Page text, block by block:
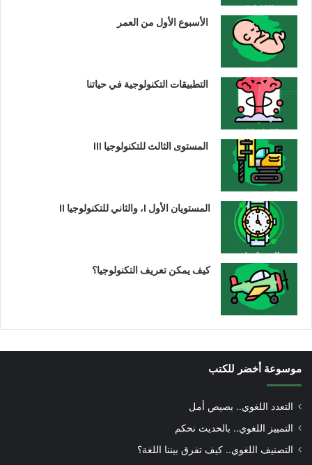
الأسبوع الأول من العمر
التطبيقات التكنولوجية في حياتنا
المستوى الثالث للتكنولوجيا III
المستويان الأول I، والثاني للتكنولوجيا II
كيف يمكن تعريف التكنولوجيا؟
موسوعة أخضر للكتب
التعدد اللغوي.. بصيص أمل
التمييز اللغوي.. بالحديث نحكم
التصنيف اللغوي.. كيف تفرق بيننا اللغة؟